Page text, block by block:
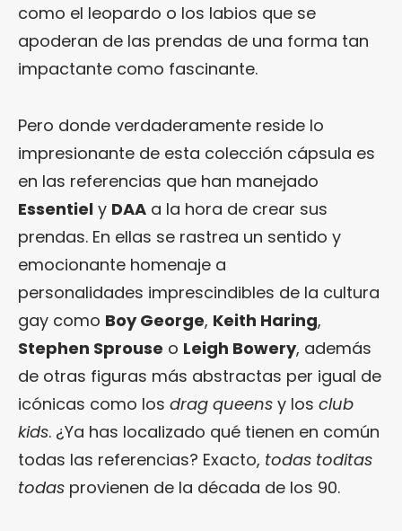
como el leopardo o los labios que se
apoderan de las prendas de una forma tan
impactante como fascinante.
Pero donde verdaderamente reside lo
impresionante de esta colección cápsula es
en las referencias que han manejado
Essentiel y DAA a la hora de crear sus
prendas. En ellas se rastrea un sentido y
emocionante homenaje a
personalidades imprescindibles de la cultura
gay como Boy George, Keith Haring,
Stephen Sprouse o Leigh Bowery, además
de otras figuras más abstractas per igual de
icónicas como los drag queens y los club
kids. ¿Ya has localizado qué tienen en común
todas las referencias? Exacto, todas toditas
todas provienen de la década de los 90.